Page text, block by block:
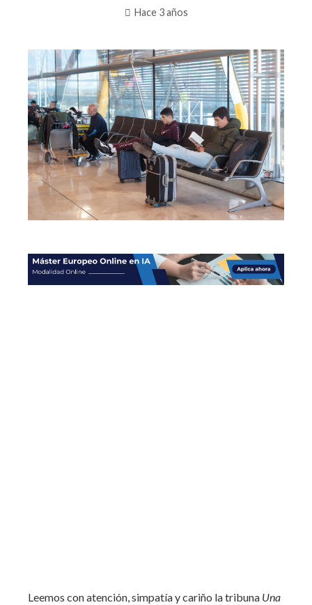
Hace 3 años
Leemos con atención, simpatía y cariño la tribuna Una